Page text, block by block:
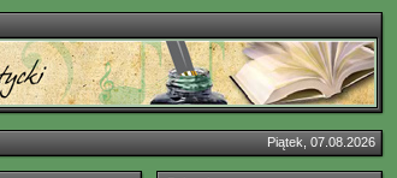
Piątek, 07.08.2026